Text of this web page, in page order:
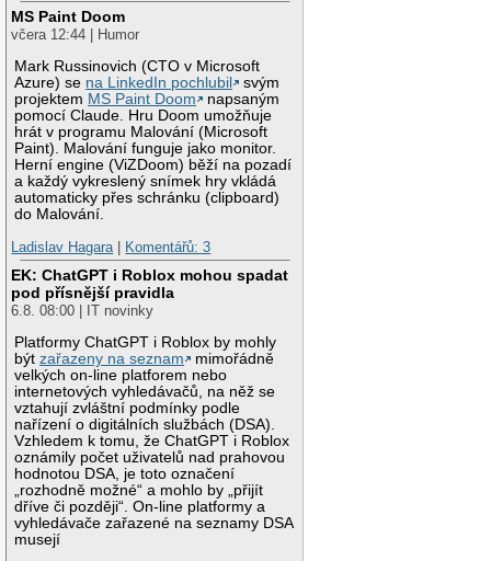
MS Paint Doom
včera 12:44 | Humor
Mark Russinovich (CTO v Microsoft
Azure) se na LinkedIn pochlubil
svým
projektem MS Paint Doom
napsaným
pomocí Claude. Hru Doom umožňuje
hrát v programu Malování (Microsoft
Paint). Malování funguje jako monitor.
Herní engine (ViZDoom) běží na pozadí
a každý vykreslený snímek hry vkládá
automaticky přes schránku (clipboard)
do Malování.
Ladislav Hagara
Komentářů: 3
EK: ChatGPT i Roblox mohou spadat
pod přísnější pravidla
6.8. 08:00 | IT novinky
Platformy ChatGPT i Roblox by mohly
býtzařazeny na seznam
mimořádně
velkých on-line platforem nebo
internetových vyhledávačů, na něž se
vztahují zvláštní podmínky podle
nařízení o digitálních službách (DSA).
Vzhledem k tomu, že ChatGPT i Roblox
oznámily počet uživatelů nad prahovou
hodnotou DSA, je toto označení
„rozhodně možné“ a mohlo by „přijít
dříve či později“. On-line platformy a
vyhledávače zařazené na seznamy DSA
musejí